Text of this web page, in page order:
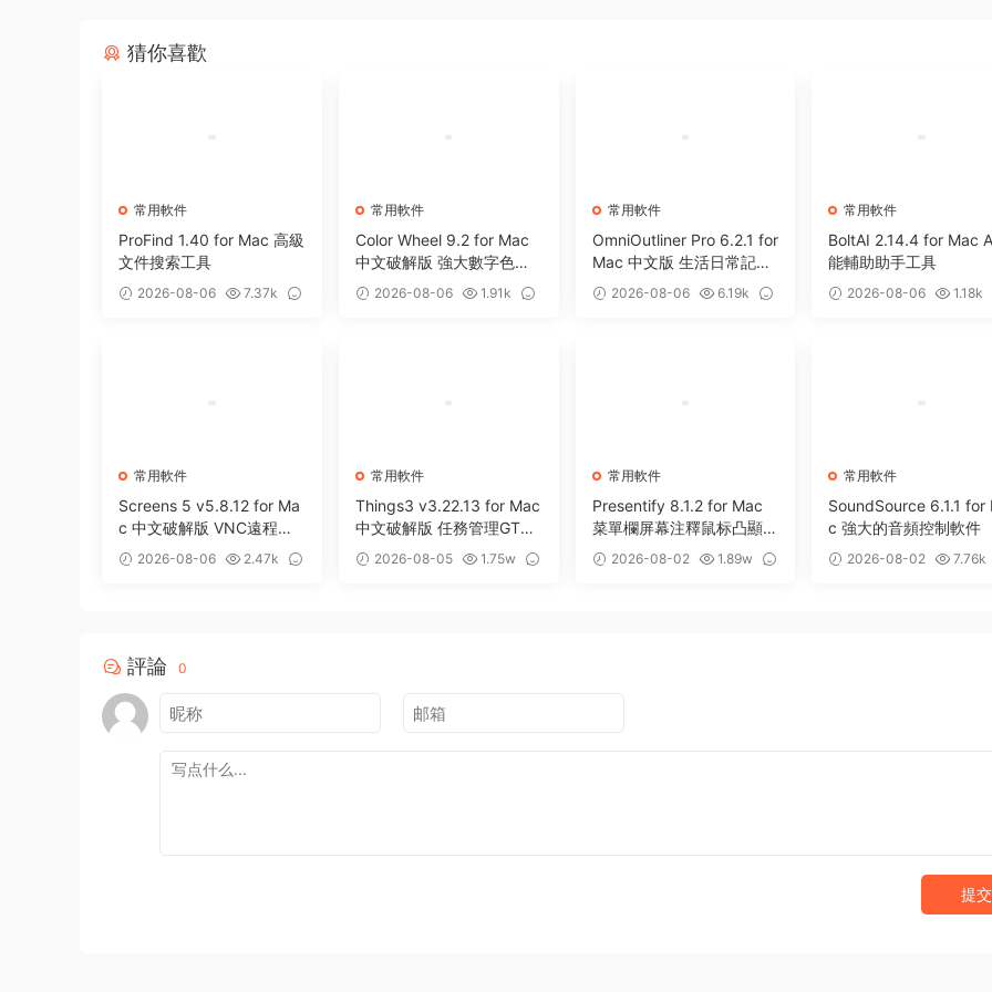
猜你喜歡
常用軟件
ProFind 1.40 for Mac 高級
文件搜索工具
2026-08-06
7.37k
常用軟件
Color Wheel 9.2 for Mac
中文破解版 強大數字色輪
工具2026-08-06
1.91k
常用軟件
OmniOutliner Pro 6.2.1 for
Mac 中文版 生活日常記錄
軟件2026-08-06
6.19k
常用軟件
BoltAI 2.14.4 for Mac
能輔助助手工具
2026-08-06
1.18k
常用軟件
Screens 5 v5.8.12 for Ma
c 中文破解版 VNC遠程桌
面客戶端應用程序
2026-08-06
2.47k
常用軟件
Things3 v3.22.13 for Mac
中文破解版 任務管理GTD
效率工具
2026-08-05
1.75w
常用軟件
Presentify 8.1.2 for Mac
菜單欄屏幕注釋鼠标凸顯工
具 2026-08-02
1.89w
常用軟件
SoundSource 6.1.1 for
c 強大的音頻控制軟件
2026-08-02
7.76k
評論 0
提交